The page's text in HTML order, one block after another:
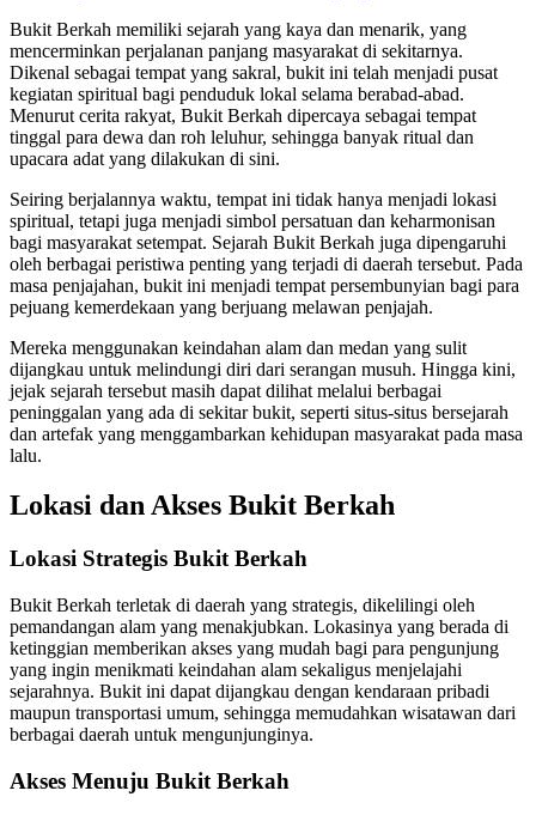
Bukit Berkah memiliki sejarah yang kaya dan menarik, yang
mencerminkan perjalanan panjang masyarakat di sekitarnya.
Dikenal sebagai tempat yang sakral, bukit ini telah menjadi pusat
kegiatan spiritual bagi penduduk lokal selama berabad-abad.
Menurut cerita rakyat, Bukit Berkah dipercaya sebagai tempat
tinggal para dewa dan roh leluhur, sehingga banyak ritual dan
upacara adat yang dilakukan di sini.
Seiring berjalannya waktu, tempat ini tidak hanya menjadi lokasi
spiritual, tetapi juga menjadi simbol persatuan dan keharmonisan
bagi masyarakat setempat. Sejarah Bukit Berkah juga dipengaruhi
oleh berbagai peristiwa penting yang terjadi di daerah tersebut. Pada
masa penjajahan, bukit ini menjadi tempat persembunyian bagi para
pejuang kemerdekaan yang berjuang melawan penjajah.
Mereka menggunakan keindahan alam dan medan yang sulit
dijangkau untuk melindungi diri dari serangan musuh. Hingga kini,
jejak sejarah tersebut masih dapat dilihat melalui berbagai
peninggalan yang ada di sekitar bukit, seperti situs-situs bersejarah
dan artefak yang menggambarkan kehidupan masyarakat pada masa
lalu.
Lokasi dan Akses Bukit Berkah
Lokasi Strategis Bukit Berkah
Bukit Berkah terletak di daerah yang strategis, dikelilingi oleh
pemandangan alam yang menakjubkan. Lokasinya yang berada di
ketinggian memberikan akses yang mudah bagi para pengunjung
yang ingin menikmati keindahan alam sekaligus menjelajahi
sejarahnya. Bukit ini dapat dijangkau dengan kendaraan pribadi
maupun transportasi umum, sehingga memudahkan wisatawan dari
berbagai daerah untuk mengunjunginya.
Akses Menuju Bukit Berkah